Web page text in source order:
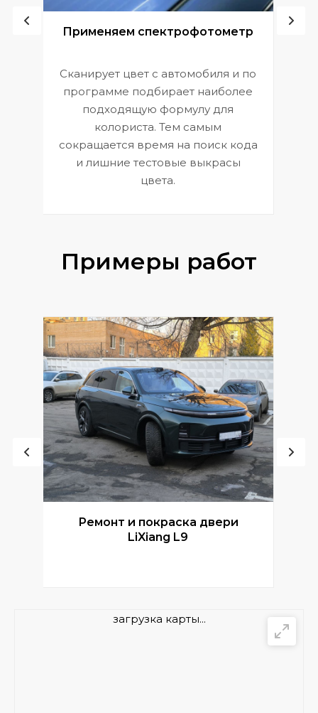
Применяем спектрофотометр
Сканирует цвет с автомобиля и по
программе подбирает наиболее
подходящую формулу для
колориста. Тем самым
сокращается время на поиск кода
и лишние тестовые выкрасы
цвета.
Примеры работ
Ремонт и покраска двери
LiXiang L9
загрузка карты...